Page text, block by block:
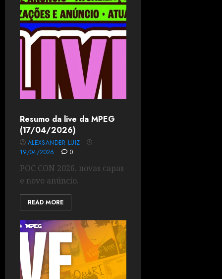
Resumo da live da MPEG
(17/04/2026)
ALEXSANDER LUIZ
19/04/2026
0
POC CON 2026, novas capas
e novo anúncio.
READ MORE